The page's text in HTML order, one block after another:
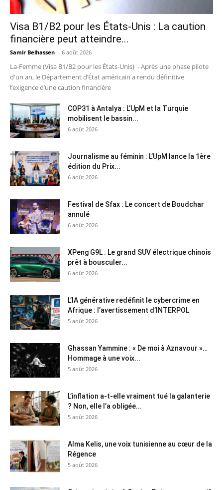
Visa B1/B2 pour les États-Unis : La caution
financière peut atteindre...
Samir Belhassen - 6 août 2026
La-Femme (Visa B1/B2 pour les États-Unis) - Après une phase pilote
d'un an, le Département d’État américain a rendu définitive
l’exigence d’une caution financière
COP31 à Antalya : L’UpM et la Turquie
mobilisent le bassin...
6 août 2026
Journalisme au féminin : L’UpM lance la 1ère
édition du Prix...
6 août 2026
Festival de Sfax : Le concert de Boudchar
annulé
6 août 2026
XPeng G9L : Le grand SUV électrique chinois
prêt à bousculer...
6 août 2026
L’IA générative redéfinit le cybercrime en
Afrique : l’avertissement d’INTERPOL
5 août 2026
Ghassan Yammine : « De moi à Aznavour »…
Hommage à une voix...
5 août 2026
L’inflation a-t-elle vraiment tué la galanterie
? Non, elle l’a obligée...
5 août 2026
Alma Kelis, une voix tunisienne au cœur de la
Régence
5 août 2026